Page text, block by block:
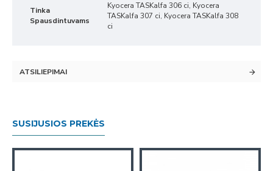
Tinka
Spausdintuvams
Kyocera TASKalfa 306 ci, Kyocera
TASKalfa 307 ci, Kyocera TASKalfa 308
ci
ATSILIEPIMAI
SUSIJUSIOS PREKĖS